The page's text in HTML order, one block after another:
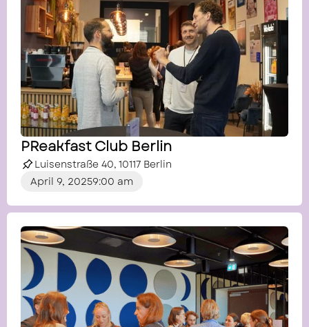
PReakfast Club Berlin
Luisenstraße 40, 10117 Berlin
April 9, 20259:00 am